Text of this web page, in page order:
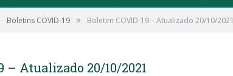
Boletins COVID-19 » Boletim COVID-19 – Atualizado 20/10/2021
– Atualizado 20/10/2021